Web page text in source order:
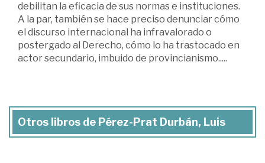
debilitan la eficacia de sus normas e instituciones.
A la par, también se hace preciso denunciar cómo
el discurso internacional ha infravalorado o
postergado al Derecho, cómo lo ha trastocado en
actor secundario, imbuido de provincianismo.....
Otros libros de Pérez-Prat Durbán, Luis